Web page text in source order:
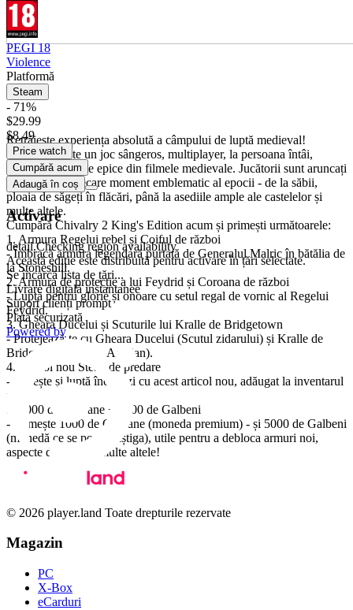
Despre joc
Retrăiește experiența absolută a câmpului de luptă medieval!
Chivalry 2 este un joc sângeros, multiplayer, la persoana întâi,
inspirat de luptele epice din filmele medievale. Jucătorii sunt aruncați
în acțiune, în fiecare moment emblematic al epocii - de la săbii,
ploaia de săgeți în flăcări, până la asediile ample ale castelelor și
multe altele.
Cumpără Chivalry 2 King's Edition acum și primești următoarele:
1. Armura Regelui rebel și Coiful de război
- Îmbracă armura legendară purtată de Generalul Malric în bătălia de
la Stoneshill.
2. Armura de protecție a lui Feydrid și Coroana de război
- Luptă pentru glorie și onoare cu setul regal de vornic al Regelui
Feydrid.
3. Gheara Ducelui și Scuturile lui Kralle de Bridgetown
- Protejează-te cu Gheara Ducelui (Scutul zidarului) și Kralle de
Bridgetown (Scutul Agatian).
4. Articol nou Steag de predare
- Trăiește și luptă încă o zi cu acest articol nou, adăugat la inventarul
tău.
5. 1000 de Coroane + 5000 de Galbeni
- Primește 1000 de Coroane (moneda premium) - și 5000 de Galbeni
(monedă ce se poate câștiga), utile pentru a debloca armuri noi,
aspecte de arme și multe altele!
PEGI 18
Violence
Platformă
Steam
- 71%
$29.99
$8.49
Price watch
Cumpără acum
Adaugă în coș
Activare
detail.Checking region availability
Această ediție este distribuită pentru activare în țări selectate.
Se încarcă lista de țări...
Livrare digitală instantanee
Suport clienți prompt
Plată securizată
Powered by
© 2026 player.land Toate drepturile rezervate
Magazin
PC
X-Box
eCarduri